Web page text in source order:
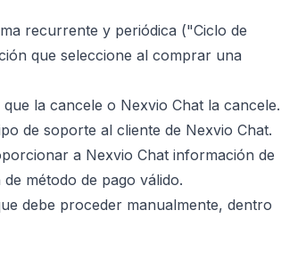
recurrente y periódica ("Ciclo de
que seleccione al comprar una
la cancele o Nexvio Chat la cancele.
de soporte al cliente de Nexvio Chat.
a Nexvio Chat información de
método de pago válido.
debe proceder manualmente, dentro